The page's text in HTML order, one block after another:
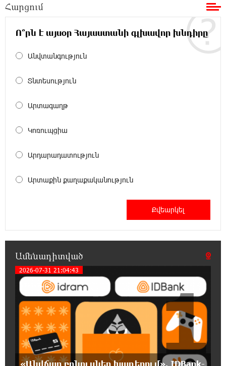
եկեղեցու պաշտպանության առաջնագծում.
16:50:26 7-08-2026
անել
16:42:49 7-08-2026
մաս 2
եկեղեցու պաշտպանության առաջնագծում
Մենուա Սողոմոնյան
16:12:38 7-08-2026
Կաթողիկոսի դեմ հարուցվել է ապօրինի
քրեական վարույթ, պատմության մեջ
խայտառակ երևույթ է
15:55:49 7-08-2026
«Ուժեղ Հայաստան»-ը լքեց ԱԺ դահլիճը՝
Վեհափառի դատավարությանը
մասնակցելու համար
Հարցում
Ո՞րն է այսօր Հայաստանի գլխավոր խնդիրը
Անվտանգություն
Տնտեսություն
Արտագաղթ
Կոռուպցիա
Արդարադատություն
Արտաքին քաղաքականություն
Ամենադիտված
2026-07-31 21:04:43
«Անվճար բոնուսներ խաղերում». IDBank-
1